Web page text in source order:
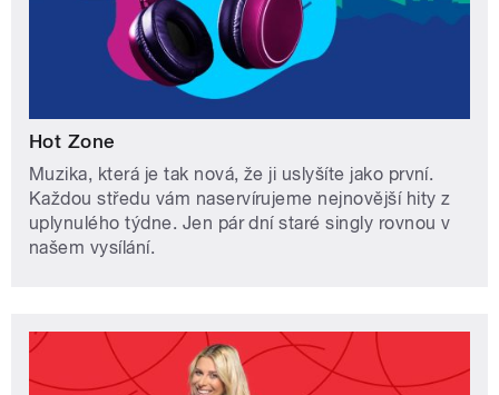
Hot Zone
Muzika, která je tak nová, že ji uslyšíte jako první.
Každou středu vám naservírujeme nejnovější hity z
uplynulého týdne. Jen pár dní staré singly rovnou v
našem vysílání.